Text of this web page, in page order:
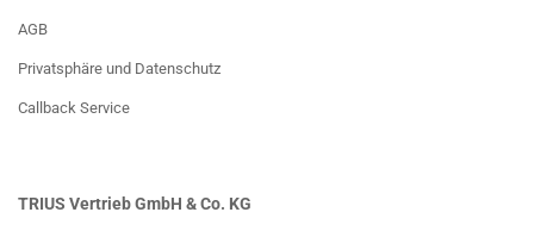
AGB
Privatsphäre und Datenschutz
Callback Service
TRIUS Vertrieb GmbH & Co. KG